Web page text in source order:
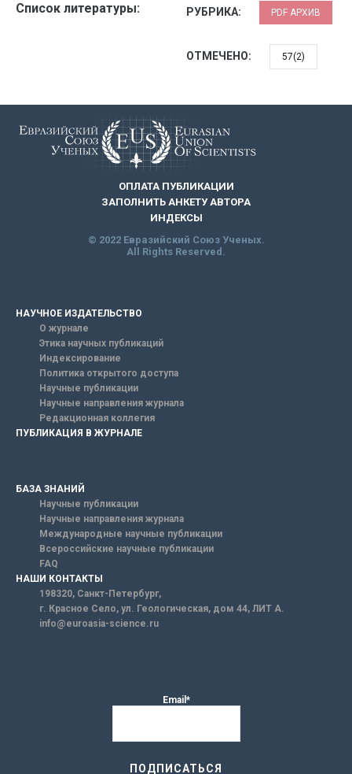
Список литературы: РУБРИКА: PDF АРХИВ
ОТМЕЧЕНО: 57(2)
ОПЛАТА ПУБЛИКАЦИИ
ЗАПОЛНИТЬ АНКЕТУ АВТОРА
ИНДЕКСЫ
© 2022 Евразийский Союз Ученых.
All Rights Reserved.
НАУЧНОЕ ИЗДАТЕЛЬСТВО
О журнале
Этика научных публикаций
Индексирование
Политика открытого доступа
Научные публикации
Научные направления журнала
Редакционная коллегия
ПУБЛИКАЦИЯ В ЖУРНАЛЕ
БАЗА ЗНАНИЙ
Научные публикации
Научные направления журнала
Международные научные публикации
Всероссийские научные публикации
FAQ
НАШИ КОНТАКТЫ
198320, Санкт-Петербург,
г. Красное Село, ул. Геологическая, дом 44, ЛИТ А.
info@euroasia-science.ru
Email*